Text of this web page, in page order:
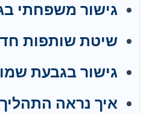
גישור משפחתי
שיטת שותפות
גישור בגבעת
איך נראה